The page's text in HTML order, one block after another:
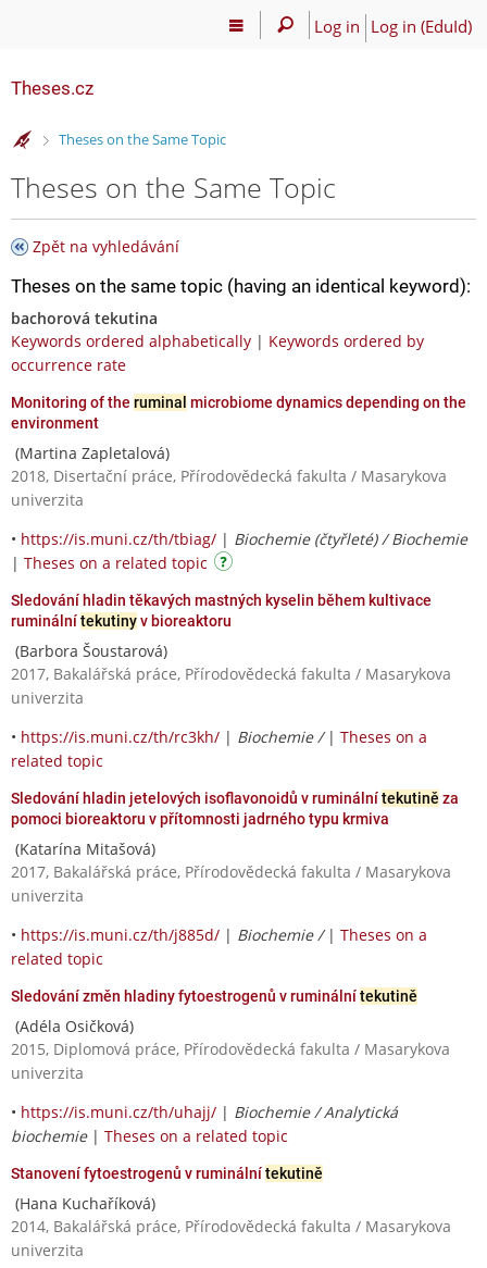
Log in Log in (EduId)
Theses.cz
>
Theses on the Same Topic
Theses on the Same Topic
Zpět na vyhledávání
Theses on the same topic (having an identical keyword):
bachorová tekutina
Keywords ordered alphabetically | Keywords ordered by
occurrence rate
Monitoring of the ruminal microbiome dynamics depending on the
environment
(Martina Zapletalová)
2018, Disertační práce, Přírodovědecká fakulta / Masarykova
univerzita
• https://is.muni.cz/th/tbiag/ | Biochemie (čtyřleté) / Biochemie
| Theses on a related topic
Sledování hladin těkavých mastných kyselin během kultivace
ruminálnítekutinyv bioreaktoru
(Barbora Šoustarová)
2017, Bakalářská práce, Přírodovědecká fakulta / Masarykova
univerzita
• https://is.muni.cz/th/rc3kh/ | Biochemie / | Theses on a
related topic
Sledování hladin jetelových isoflavonoidů v ruminálnítekutině za
pomoci bioreaktoru v přítomnosti jadrného typu krmiva
(Katarína Mitašová)
2017, Bakalářská práce, Přírodovědecká fakulta / Masarykova
univerzita
• https://is.muni.cz/th/j885d/ | Biochemie / | Theses on a
related topic
Sledování změn hladiny fytoestrogenů v ruminálnítekutině
(Adéla Osičková)
2015, Diplomová práce, Přírodovědecká fakulta / Masarykova
univerzita
• https://is.muni.cz/th/uhajj/ | Biochemie / Analytická
biochemie| Theses on a related topic
Stanovení fytoestrogenů v ruminálnítekutině
(Hana Kuchaříková)
2014, Bakalářská práce, Přírodovědecká fakulta / Masarykova
univerzita